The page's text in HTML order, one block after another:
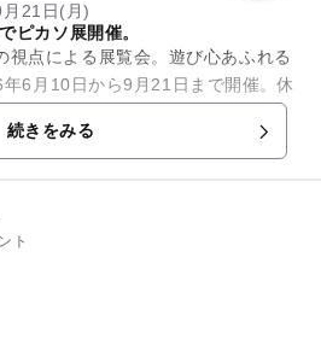
21日(月)
ピカソ展開催。
視点による展覧会。遊び心あふれる
6月10日から9月21日まで開催。休
8月11日開館、8月12日休館）。 開
続きをみる
ト